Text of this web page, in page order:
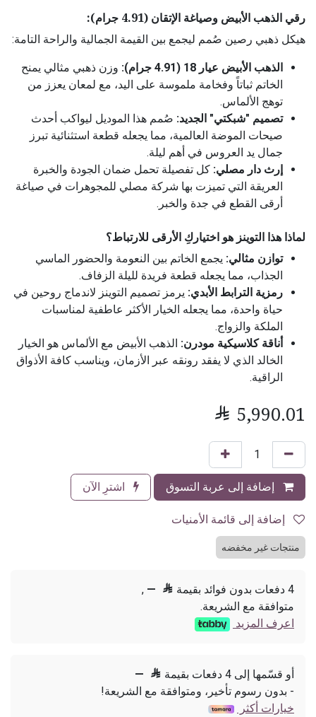
رقي الذهب الأبيض وصياغة الإتقان (4.91 جرام):
هيكل ذهبي رصين صُمم ليجمع بين القيمة الجمالية والراحة التامة:
الذهب الأبيض عيار 18 (4.91 جرام):
وزن ذهبي مثالي يمنح
الخاتم ثباتاً وفخامة ملموسة على اليد، مع لمعان يعزز من
توهج الألماس.
تصميم "شبكتي" الجديد: صُمم هذا الموديل ليواكب أحدث
صيحات الموضة العالمية، مما يجعله قطعة استثنائية تبرز
جمال يد العروس في أهم ليلة.
إرث دار مصلي: كل تفصيلة تحمل ضمان الجودة والخبرة
العريقة التي تميزت بها شركة مصلي للمجوهرات في صياغة
أرقى القطع في جدة والخبر.
لماذا هذا التوينز هو اختياركِ الأرقى للارتباط؟
توازن مثالي: يجمع الخاتم بين النعومة والحضور الماسي
الجذاب، مما يجعله قطعة فريدة لليلة الزفاف.
رمزية الترابط الأبدي: يرمز تصميم التوينز لاندماج روحين في
حياة واحدة، مما يجعله الخيار الأكثر عاطفية لمناسبات
الملكة والزواج.
أناقة كلاسيكية مودرن: الذهب الأبيض مع الألماس هو الخيار
الخالد الذي لا يفقد رونقه عبر الأزمان، ويناسب كافة الأذواق
الراقية.
 5,990.01
إضافة إلى عربة التسوق اشترِ الآن
منتجات غير مخفضه
4 دفعات بدون فوائد بقيمة 
—
,
متوافقة مع الشريعة.
اعرف المزيد
أو قسّمها إلى 4 دفعات بقيمة 
—
- بدون رسوم تأخير، ومتوافقة مع الشريعة!
خيارات أكثر